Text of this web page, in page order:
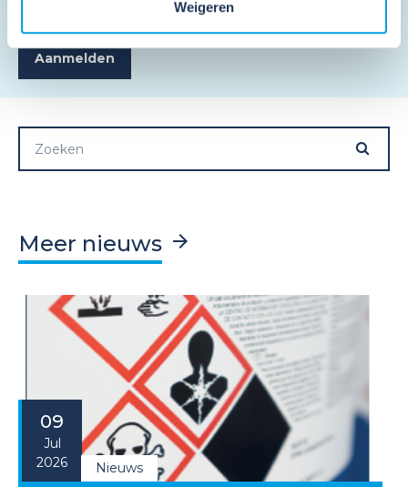
Weigeren
algemene voorwaarden.*
Meer nieuws
09
Jul
2026
Nieuws